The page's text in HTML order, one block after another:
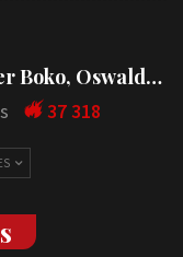
Boko, Oswald…
37 318